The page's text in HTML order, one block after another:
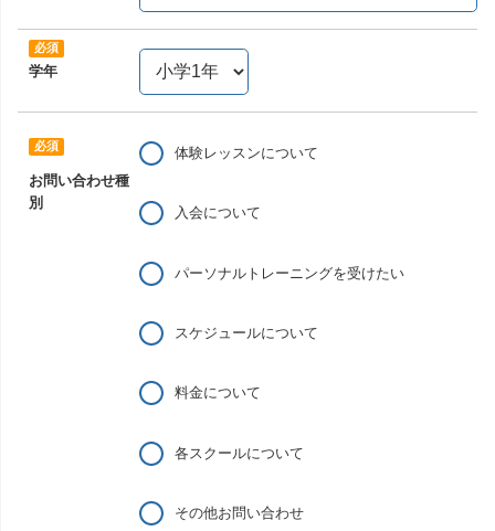
学年
お問い合わせ種
別
体験レッスンについて
入会について
パーソナルトレーニングを受けたい
スケジュールについて
料金について
各スクールについて
その他お問い合わせ